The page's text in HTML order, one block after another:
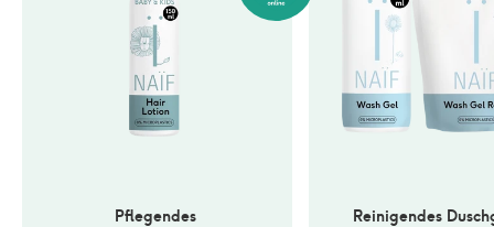
Pflegendes
Reinigendes